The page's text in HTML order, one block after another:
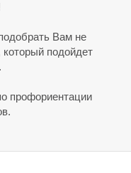
Вам не
который подойдет
профориентации